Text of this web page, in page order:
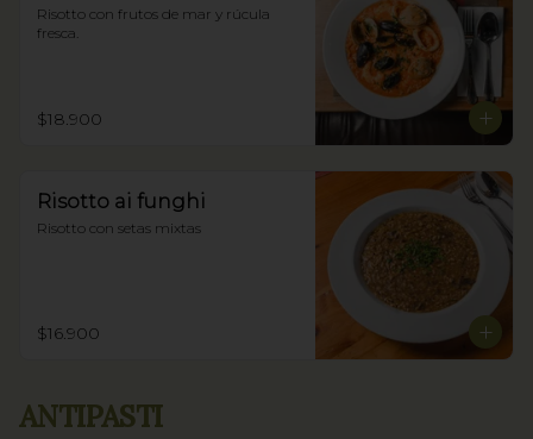
Risotto con frutos de mar y rúcula
fresca.
$18.900
Risotto ai funghi
Risotto con setas mixtas
$16.900
ANTIPASTI